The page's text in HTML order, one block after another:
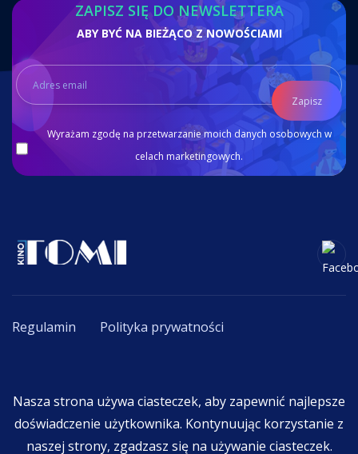
Nasza strona używa ciasteczek, aby zapewnić najlepsze
doświadczenie użytkownika. Kontynuując korzystanie z
naszej strony, zgadzasz się na używanie ciasteczek.
ZAPISZ SIĘ DO NEWSLETTERA
ABY BYĆ NA BIEŻĄCO Z NOWOŚCIAMI
Zapisz
Wyrażam zgodę na przetwarzanie moich danych osobowych w
celach marketingowych.
Regulamin Polityka prywatności
F.K.R. TOMI Tomasz Chmielewski.